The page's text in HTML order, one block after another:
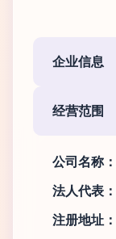
企业信息
经营范围
公司名称：
法人代表：
注册地址：